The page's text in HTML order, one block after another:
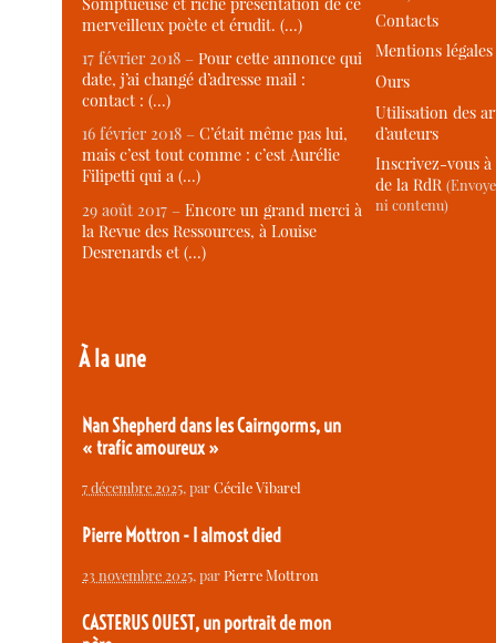
merveilleux poète et érudit. (…)
17 février 2018 –Pour cette annonce qui
date, j’ai changé d’adresse mail :
contact : (…)
16 février 2018 –C’était même pas lui,
mais c’est tout comme : c’est Aurélie
Filipetti qui a (…)
29 août 2017 –Encore un grand merci à
la Revue des Ressources, à Louise
Desrenards et (…)
À la une
Nan Shepherd dans les Cairngorms, un
« trafic amoureux »
7 décembre 2025, parCécile Vibarel
Pierre Mottron - I almost died
23 novembre 2025, parPierre Mottron
CASTERUS OUEST, un portrait de mon
Contacts
Mentions légales
Ours
Utilisation des
d’auteurs
Inscrivez-vous
de la RdR
ni contenu)